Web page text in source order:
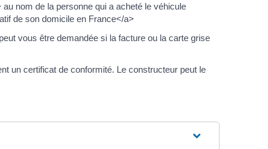
nom de la personne qui a acheté le véhicule
de son domicile en France</a>
vous être demandée si la facture ou la carte grise
un certificat de conformité. Le constructeur peut le